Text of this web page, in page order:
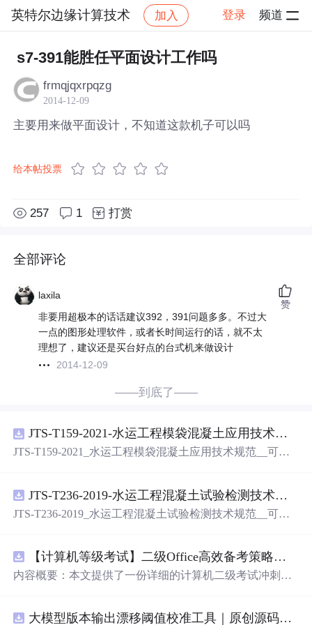
英特尔边缘计算技术 加入 登录 频道
社区 英特尔边缘计算技术 帖子详情
s7-391能胜任平面设计工作吗
frmqjqxrpqzg
2014-12-09
主要用来做平面设计，不知道这款机子可以吗
给本帖投票
257 1 打赏
全部评论
laxila
非要用超极本的话话建议392，391问题多多。不过大
一点的图形处理软件，或者长时间运行的话，就不太
理想了，建议还是买台好点的台式机来做设计
2014-12-09
赞
——到底了——
JTS-T159-2021-水运工程模袋混凝土应用技术规范-可搜索.pdf
JTS-T159-2021_水运工程模袋混凝土应用技术规范__可搜
JTS-T236-2019-水运工程混凝土试验检测技术规范-可搜索.pdf
JTS-T236-2019_水运工程混凝土试验检测技术规范__可搜
【计算机等级考试】二级Office高效备考策略：分阶段复习计划与考场时间分配优化方案
内容概要：本文提供了一份详细的计算机二级考试冲刺备
点和基本操作；强化刷题阶段主攻操作大题，尤其是Excel
大模型版本输出漂移阈值校准工具｜原创源码+测试+离线报告